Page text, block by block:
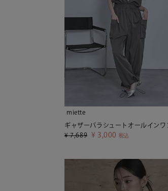
miette
¥ 7,689 ¥ 3,000 税込